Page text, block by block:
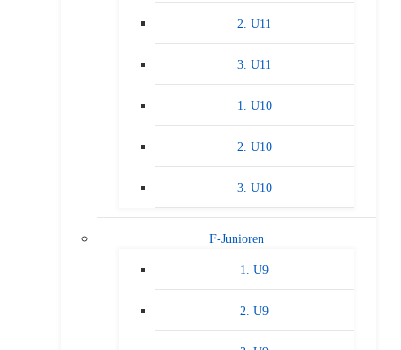
2. U11
3. U11
1. U10
2. U10
3. U10
F-Junioren
1. U9
2. U9